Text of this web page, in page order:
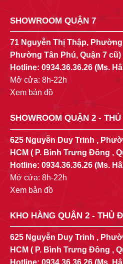
SHOWROOM QUẬN 7
71 Nguyễn Thị Thập, Phường
Phường Tân Phú, Quận 7 cũ)
Hotline: 0934.36.36.26 (Ms.
Mở cửa: 8h-22h
Xem bản đồ
SHOWROOM QUẬN 2 -
625 Nguyễn Duy Trinh ,
HCM ( P. Bình Trưng Đông ,
Hotline: 0934.36.36.26 (Ms.
Mở cửa: 8h-22h
Xem bản đồ
KHO HÀNG QUẬN 2 - THỦ
625 Nguyễn Duy Trinh ,
HCM ( P. Bình Trưng Đông ,